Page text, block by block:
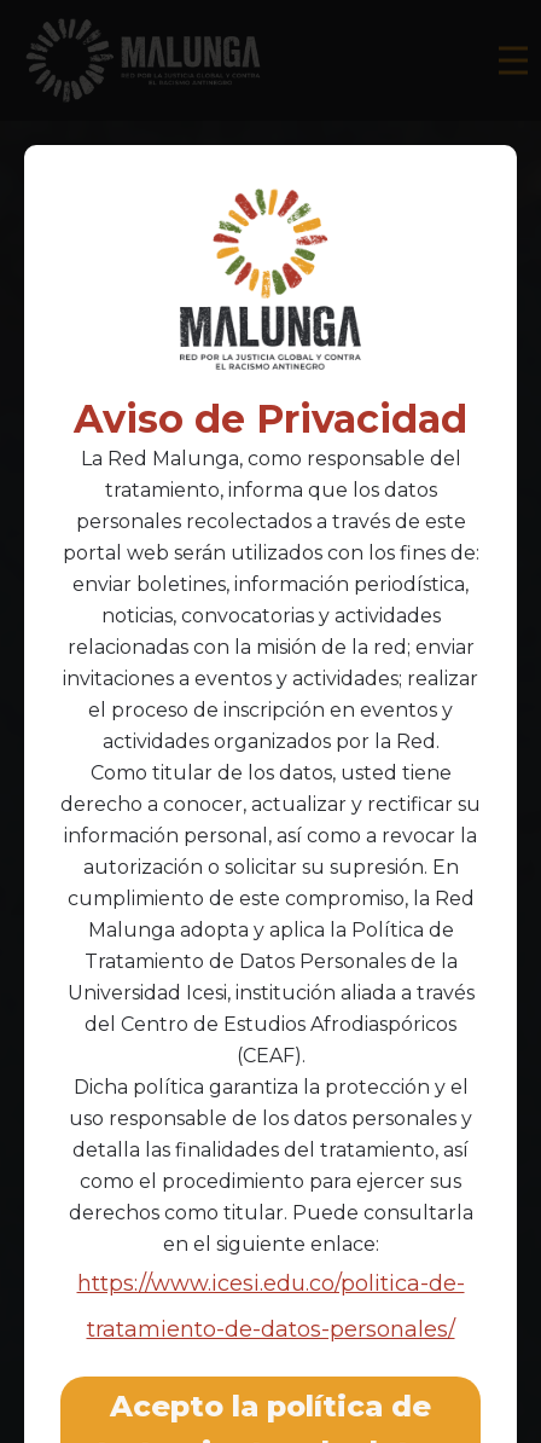
Aviso de Privacidad
La Red Malunga, como responsable del
tratamiento, informa que los datos
personales recolectados a través de este
portal web serán utilizados con los fines de:
enviar boletines, información periodística,
noticias, convocatorias y actividades
relacionadas con la misión de la red; enviar
invitaciones a eventos y actividades; realizar
el proceso de inscripción en eventos y
actividades organizados por la Red.
Como titular de los datos, usted tiene
derecho a conocer, actualizar y rectificar su
información personal, así como a revocar la
autorización o solicitar su supresión. En
cumplimiento de este compromiso, la Red
Malunga adopta y aplica la Política de
Tratamiento de Datos Personales de la
Universidad Icesi, institución aliada a través
del Centro de Estudios Afrodiaspóricos
(CEAF).
Dicha política garantiza la protección y el
uso responsable de los datos personales y
detalla las finalidades del tratamiento, así
como el procedimiento para ejercer sus
derechos como titular. Puede consultarla
en el siguiente enlace:
https://www.icesi.edu.co/politica-de-
tratamiento-de-datos-personales/
Acepto la política de